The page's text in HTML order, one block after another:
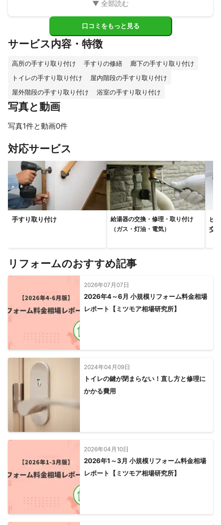
口コミをもっと見る
サービス内容・特徴
高所の手すり取り付け 手すりの修繕
廊下の手すり取り付け
トイレの手すり取り付け
屋内階段の手すり取り付け
屋外階段の手すり取り付け
浴室の手すり取り付け
写真と動画
写真1件と動画0件
対応サービス
手すり取り付け
給湯器の交換・修理・取り付け
（ガス・灯油・電気）
ビ
交
リフォームのおすすめ記事
2026年07月07日
2026年4～6月 小規模リフォーム料金相場
レポート【ミツモア相場研究所】
2024年04月09日
トイレの鍵が閉まらない！直し方と修理に
かかる費用
2026年04月10日
2026年1～3月 小規模リフォーム料金相場
レポート【ミツモア相場研究所】